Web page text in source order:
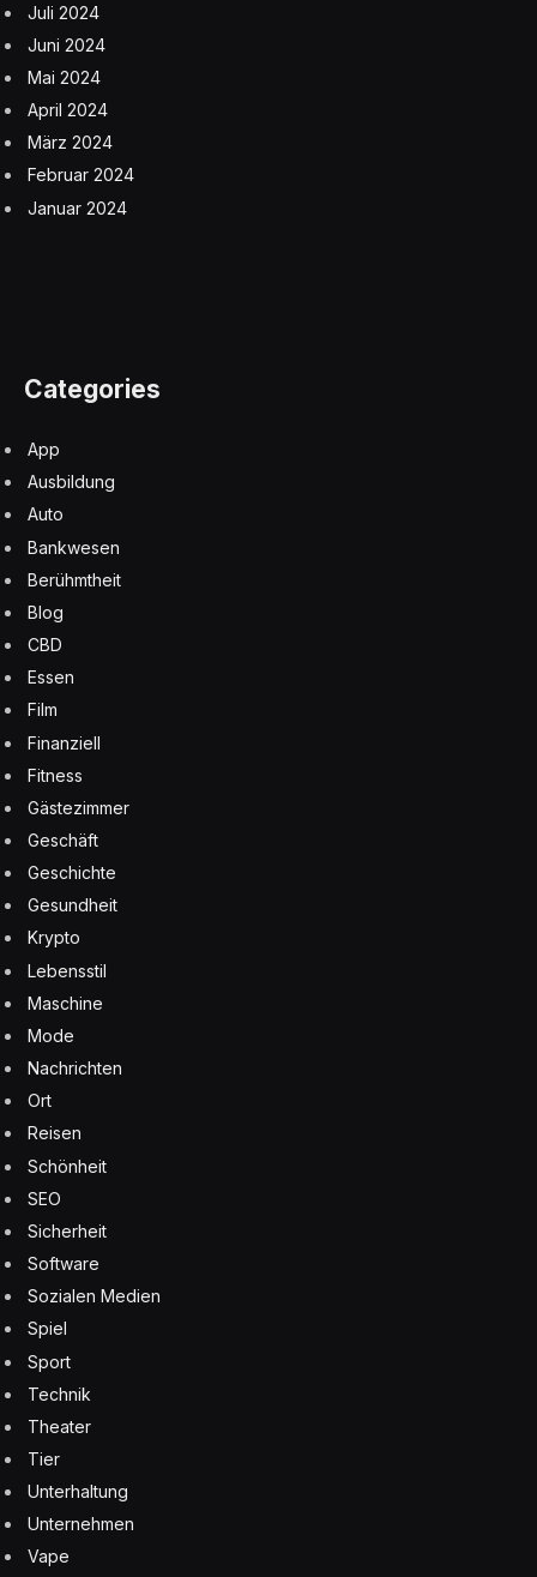
Juli 2024
Juni 2024
Mai 2024
April 2024
März 2024
Februar 2024
Januar 2024
Categories
App
Ausbildung
Auto
Bankwesen
Berühmtheit
Blog
CBD
Essen
Film
Finanziell
Fitness
Gästezimmer
Geschäft
Geschichte
Gesundheit
Krypto
Lebensstil
Maschine
Mode
Nachrichten
Ort
Reisen
Schönheit
SEO
Sicherheit
Software
Sozialen Medien
Spiel
Sport
Technik
Theater
Tier
Unterhaltung
Unternehmen
Vape